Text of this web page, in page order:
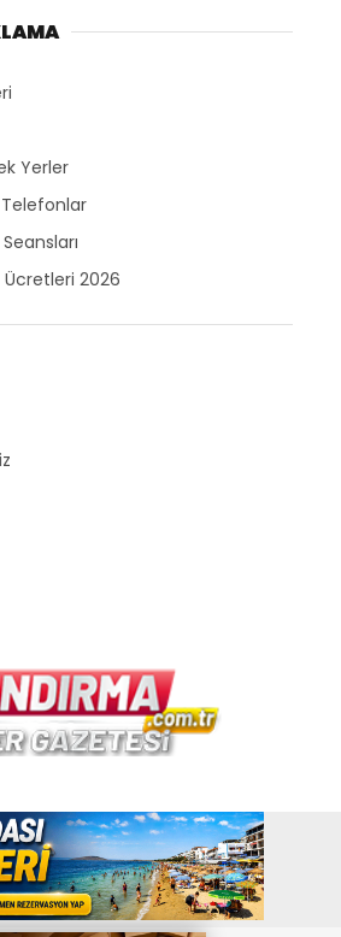
Yerler
2026
www.bandirma.com.tr. Bir